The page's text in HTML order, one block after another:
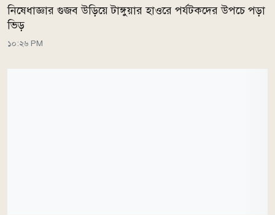
নিষেধাজ্ঞার গুজব উড়িয়ে টাঙ্গুয়ার হাওরে পর্যটকদের উপচে পড়া
ভিড়
১০:২৬ PM